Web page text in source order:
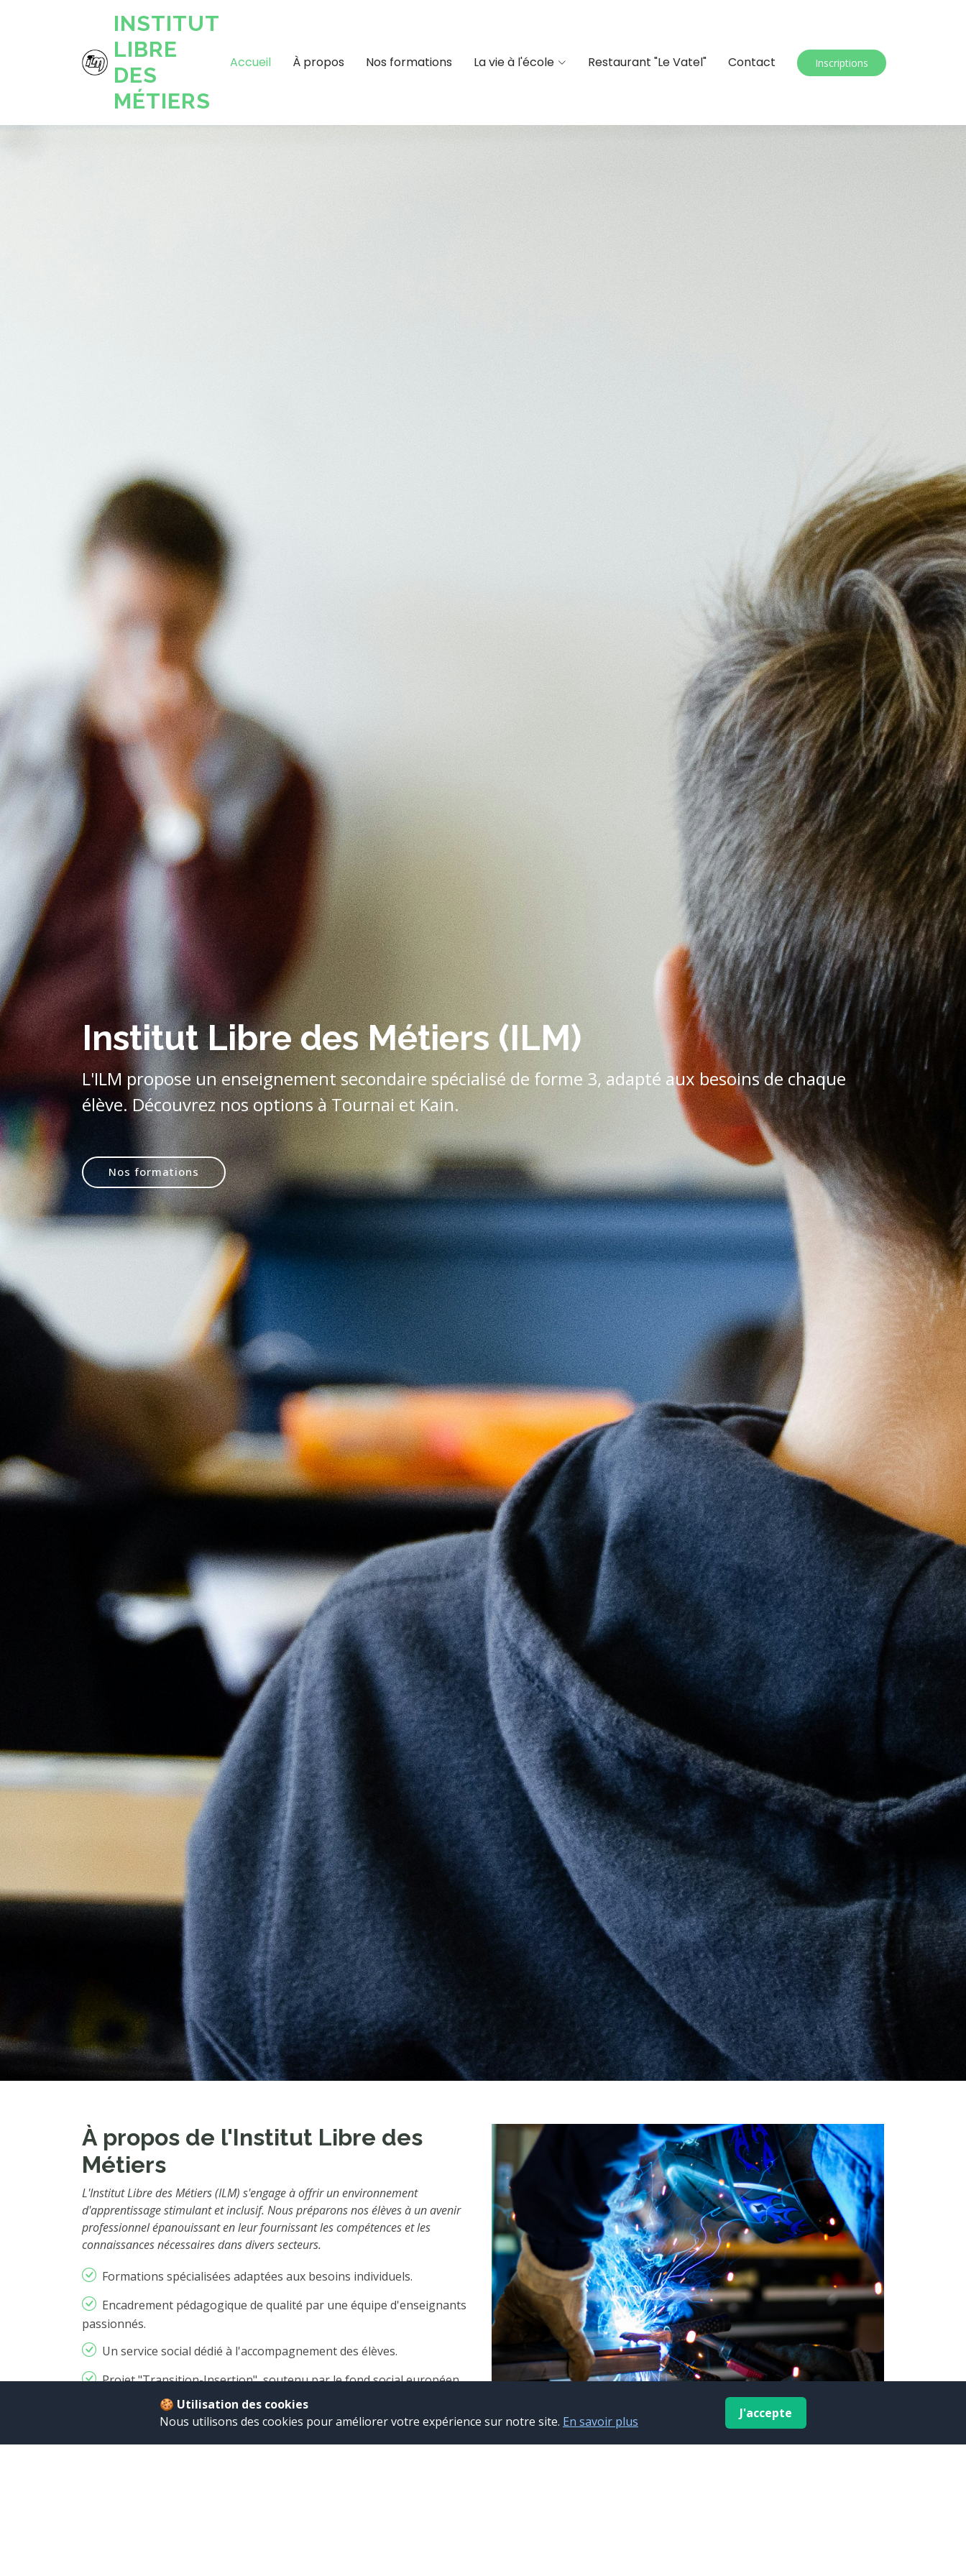
INSTITUT
LIBRE
DES
MÉTIERS
Accueil À propos Nos formations La vie à l'école Restaurant "Le Vatel" Contact Inscriptions
🍪 Utilisation des cookies
Nous utilisons des cookies pour améliorer votre expérience sur notre site. En savoir plus
J'accepte
Institut Libre des Métiers (ILM)
L'ILM propose un enseignement secondaire spécialisé de forme 3, adapté aux besoins de chaque
élève. Découvrez nos options à Tournai et Kain.
Nos formations
À propos de l'Institut Libre des
Métiers
L'Institut Libre des Métiers (ILM) s'engage à offrir un environnement
d'apprentissage stimulant et inclusif. Nous préparons nos élèves à un avenir
professionnel épanouissant en leur fournissant les compétences et les
connaissances nécessaires dans divers secteurs.
Formations spécialisées adaptées aux besoins individuels.
Encadrement pédagogique de qualité par une équipe d'enseignants
passionnés.
Un service social dédié à l'accompagnement des élèves.
Projet "Transition-Insertion", soutenu par le fond social européen.
Stages en entreprise pour une immersion professionnelle.